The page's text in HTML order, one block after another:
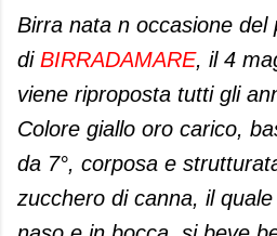
Birra nata n occasione del
di BIRRADAMARE, il 4
viene riproposta tutti gli
Colore giallo oro carico,
da 7°, corposa e
zucchero di canna, il